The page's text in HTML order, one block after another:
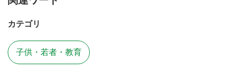
カテゴリ
子供・若者・教育